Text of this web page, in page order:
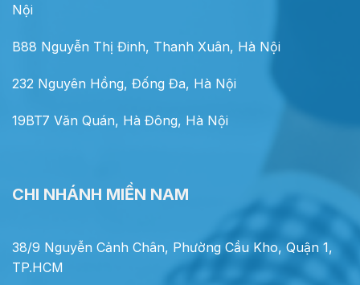
Nội
B88 Nguyễn Thị Đinh, Thanh Xuân, Hà Nội
232 Nguyên Hồng, Đống Đa, Hà Nội
19BT7 Văn Quán, Hà Đông, Hà Nội
CHI NHÁNH MIỀN NAM
38/9 Nguyễn Cảnh Chân, Phường Cầu Kho, Quận 1,
TP.HCM